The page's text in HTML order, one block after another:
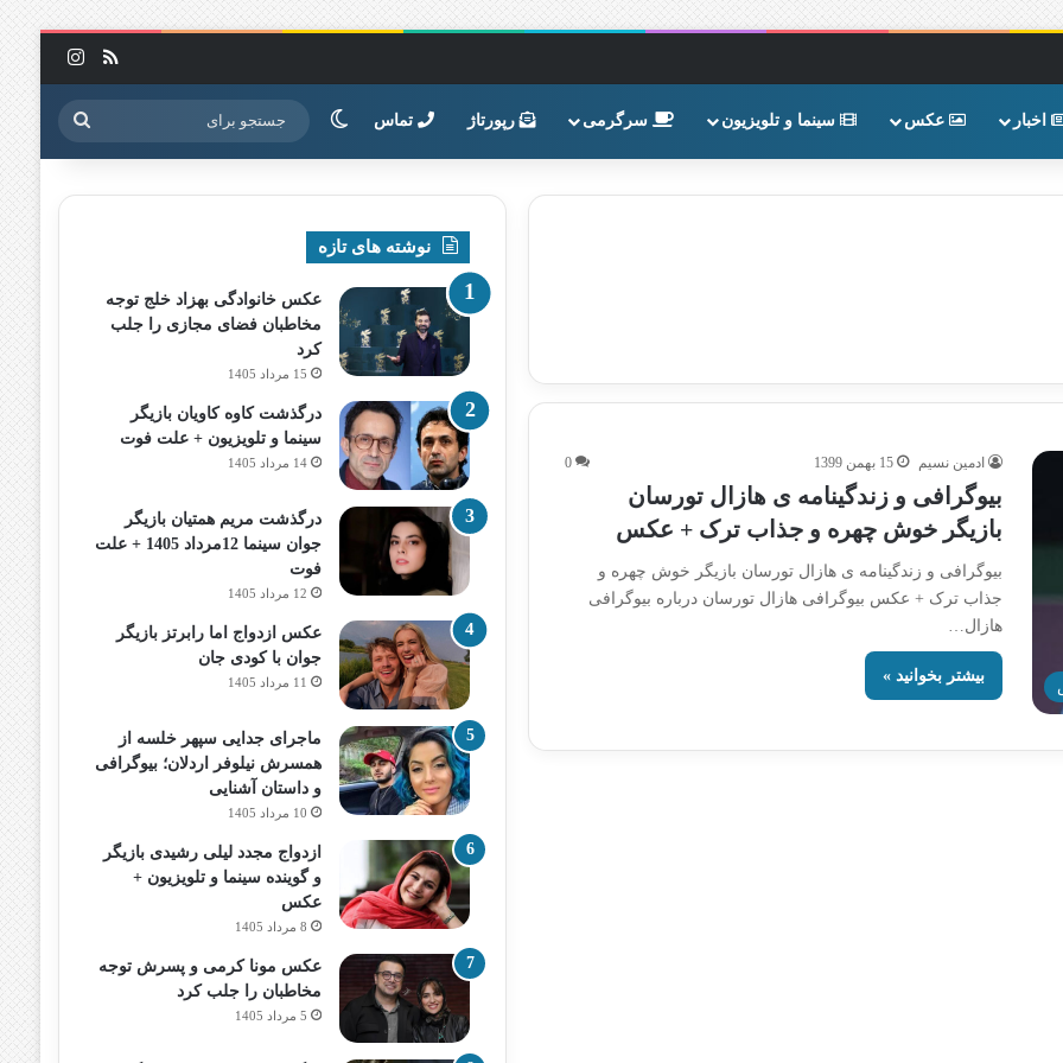
خوراک
اخبار عکس سینما و تلویزیون سرگرمی رپورتاژ تماس تغییر پوسته جستجو
برای
ادمین نسیم 15 بهمن 1399 0
بیوگرافی و زندگینامه ی هازال تورسان
بازیگر خوش چهره و جذاب ترک + عکس
بیوگرافی و زندگینامه ی هازال تورسان بازیگر خوش چهره و
جذاب ترک + عکس بیوگرافی هازال تورسان درباره بیوگرافی
هازال…
بیشتر بخوانید »
نوشته های تازه
عکس خانوادگی بهزاد خلج توجه
مخاطبان فضای مجازی را جلب
کرد
15 مرداد 1405
درگذشت کاوه کاویان بازیگر
سینما و تلویزیون + علت فوت
14 مرداد 1405
درگذشت مریم همتیان بازیگر
جوان سینما 12مرداد 1405 + علت
فوت
12 مرداد 1405
عکس ازدواج اما رابرتز بازیگر
جوان با کودی جان
11 مرداد 1405
ماجرای جدایی سپهر خلسه از
همسرش نیلوفر اردلان؛ بیوگرافی
و داستان آشنایی
10 مرداد 1405
ازدواج مجدد لیلی رشیدی بازیگر
و گوینده سینما و تلویزیون +
عکس
8 مرداد 1405
عکس مونا کرمی و پسرش توجه
مخاطبان را جلب کرد
5 مرداد 1405